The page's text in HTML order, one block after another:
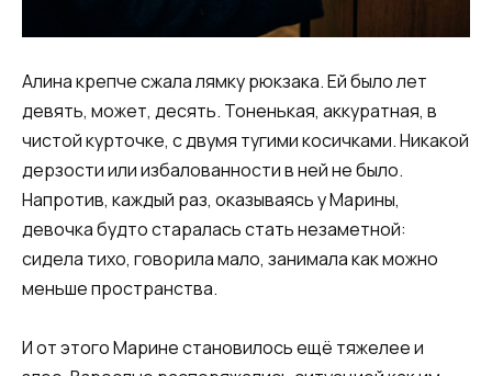
Алина крепче сжала лямку рюкзака. Ей было лет
девять, может, десять. Тоненькая, аккуратная, в
чистой курточке, с двумя тугими косичками. Никакой
дерзости или избалованности в ней не было.
Напротив, каждый раз, оказываясь у Марины,
девочка будто старалась стать незаметной:
сидела тихо, говорила мало, занимала как можно
меньше пространства.
И от этого Марине становилось ещё тяжелее и